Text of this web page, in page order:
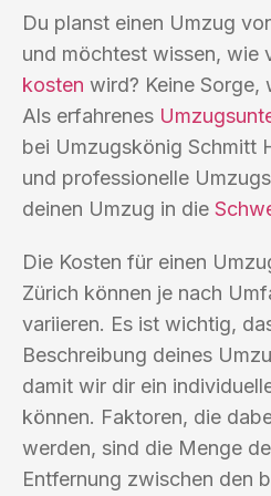
Du planst einen Umzug
und möchtest wissen, wie
kosten wird? Keine Sorge,
Als erfahrenes
bei Umzugskönig Schmitt
und professionelle
deinen Umzug in die
Die Kosten für einen
Zürich können je nach
variieren. Es ist wichtig,
Beschreibung deines
damit wir dir ein
können. Faktoren, die
werden, sind die Menge
Entfernung zwischen den